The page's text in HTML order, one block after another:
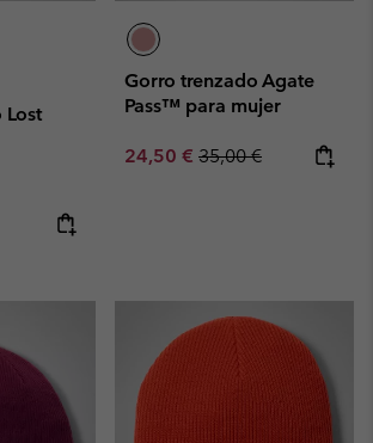
Lost
Gorro trenzado Agate
Pass™ para mujer
Sale price:
24,50 € Regular price:
35,00 €